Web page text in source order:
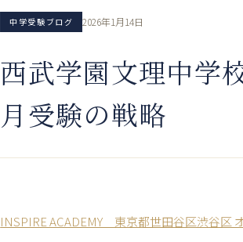
中学受験ブログ 2026年1月14日
西武学園文理中学
月受験の戦略
INSPIRE ACADEMY 東京都世田谷区渋谷